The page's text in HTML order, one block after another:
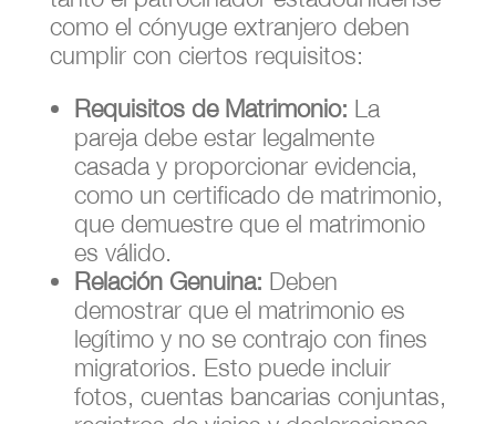
como el cónyuge extranjero deben
cumplir con ciertos requisitos:
Requisitos de Matrimonio: La
pareja debe estar legalmente
casada y proporcionar evidencia,
como un certificado de matrimonio,
que demuestre que el matrimonio
es válido.
Relación Genuina: Deben
demostrar que el matrimonio es
legítimo y no se contrajo con fines
migratorios. Esto puede incluir
fotos, cuentas bancarias conjuntas,